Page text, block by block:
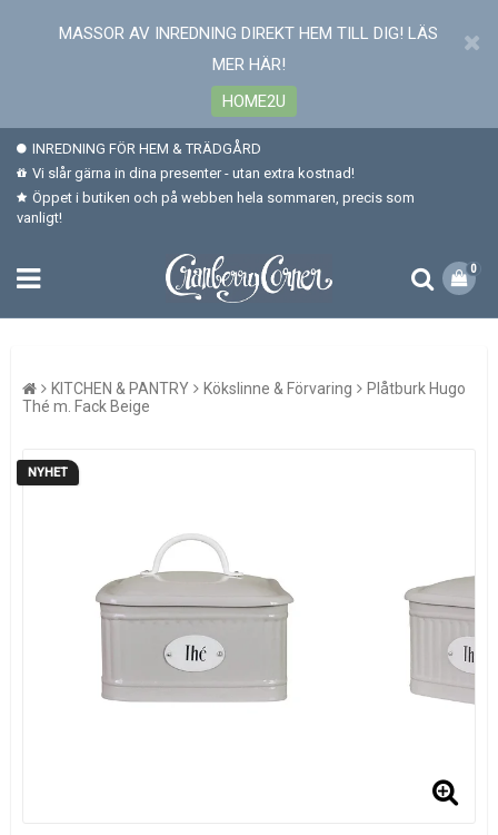
MASSOR AV INREDNING DIREKT HEM TILL DIG! LÄS
MER HÄR!
HOME2U
INREDNING FÖR HEM & TRÄDGÅRD
Vi slår gärna in dina presenter - utan extra kostnad!
Öppet i butiken och på webben hela sommaren, precis som
vanligt!
0
KITCHEN & PANTRY Kökslinne & Förvaring
Plåtburk Hugo
Thé m. Fack Beige
NYHET